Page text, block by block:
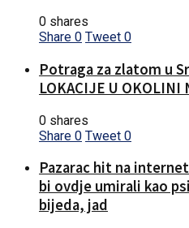
0 shares
Share 0 Tweet 0
Potraga za zlatom u
LOKACIJE U OKOLINI
0 shares
Share 0 Tweet 0
Pazarac hit na
bi ovdje umirali kao
bijeda, jad